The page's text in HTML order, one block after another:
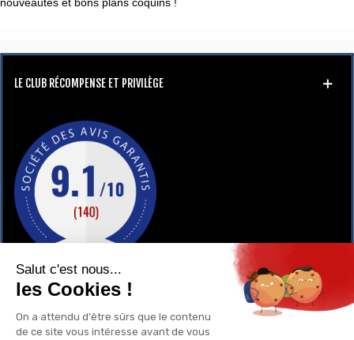
LE CLUB RÉCOMPENSE ET PRIVILÈGE